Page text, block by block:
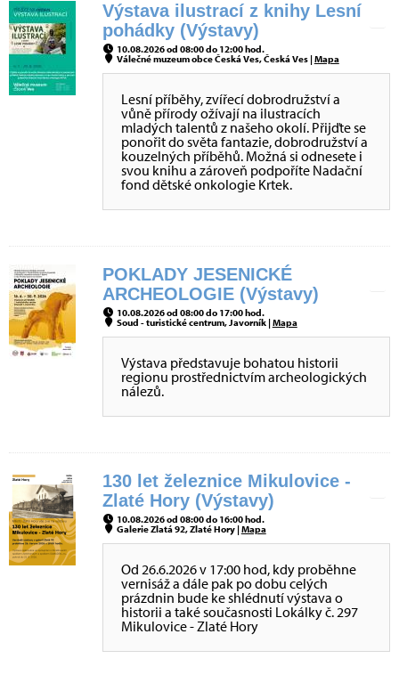
Výstava ilustrací z knihy Lesní
pohádky (Výstavy)
10.08.2026 od 08:00 do 12:00 hod.
Válečné muzeum obce Česká Ves, Česká Ves |Mapa
Lesní příběhy, zvířecí dobrodružství a
vůně přírody ožívají na ilustracích
mladých talentů z našeho okolí. Přijďte se
ponořit do světa fantazie, dobrodružství a
kouzelných příběhů. Možná si odnesete i
svou knihu a zároveň podpoříte Nadační
fond dětské onkologie Krtek.
POKLADY JESENICKÉ
ARCHEOLOGIE (Výstavy)
10.08.2026 od 08:00 do 17:00 hod.
Soud - turistické centrum, Javorník |Mapa
Výstava představuje bohatou historii
regionu prostřednictvím archeologických
nálezů.
130 let železnice Mikulovice -
Zlaté Hory (Výstavy)
10.08.2026 od 08:00 do 16:00 hod.
Galerie Zlatá 92, Zlaté Hory |Mapa
Od 26.6.2026 v 17:00 hod, kdy proběhne
vernisáž a dále pak po dobu celých
prázdnin bude ke shlédnutí výstava o
historii a také současnosti Lokálky č. 297
Mikulovice - Zlaté Hory